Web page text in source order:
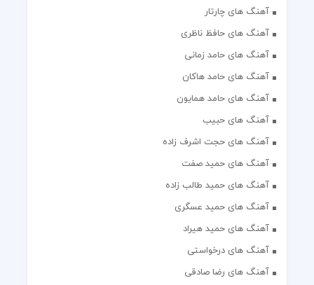
آهنگ های چارتار
آهنگ های حافظ ناظری
آهنگ های حامد زمانی
آهنگ های حامد هاکان
آهنگ های حامد همایون
آهنگ های حبیب
آهنگ های حجت اشرف زاده
آهنگ های حمید صفت
آهنگ های حمید طالب زاده
آهنگ های حمید عسگری
آهنگ های حمید هیراد
آهنگ های درخواستی
آهنگ های رضا صادقی